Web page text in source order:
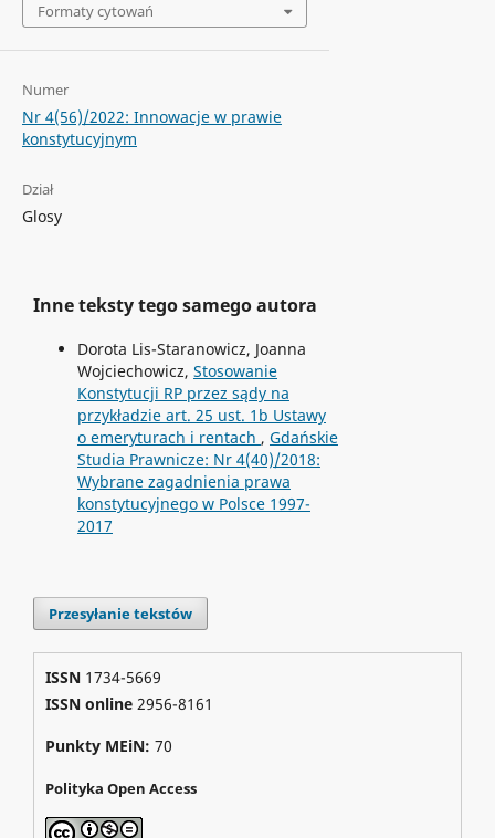
Formaty cytowań
Numer
Nr 4(56)/2022: Innowacje w prawie
konstytucyjnym
Dział
Glosy
Inne teksty tego samego autora
Dorota Lis-Staranowicz, Joanna
Wojciechowicz, Stosowanie
Konstytucji RP przez sądy na
przykładzie art. 25 ust. 1b Ustawy
o emeryturach i rentach , Gdańskie
Studia Prawnicze: Nr 4(40)/2018:
Wybrane zagadnienia prawa
konstytucyjnego w Polsce 1997-
2017
Przesyłanie tekstów
ISSN 1734-5669
ISSN online2956-8161
Punkty MEiN: 70
Polityka Open Access